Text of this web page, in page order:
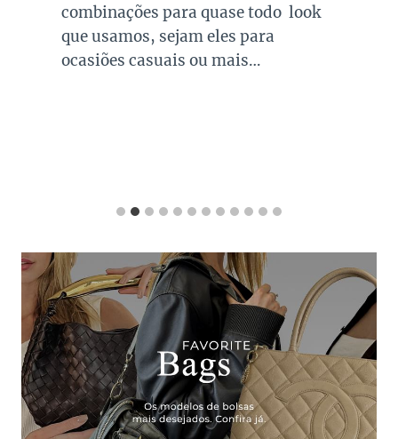
combinações para quase todo look
que usamos, sejam eles para
ocasiões casuais ou mais…